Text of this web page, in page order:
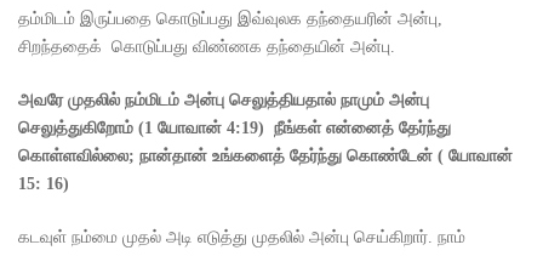
தம்மிடம் இருப்பதை கொடுப்பது இவ்வுலக தந்தையரின் அன்பு,
சிறந்ததைக் கொடுப்பது விண்ணக தந்தையின் அன்பு.
அவரே முதலில் நம்மிடம் அன்பு செலுத்தியதால் நாமும் அன்பு
செலுத்துகிறோம் (1 யோவான் 4:19) நீங்கள் என்னைத் தேர்ந்து
கொள்ளவில்லை; நான்தான் உங்களைத் தேர்ந்து கொண்டேன் ( யோவான்
15: 16)
கடவுள் நம்மை முதல் அடி எடுத்து முதலில் அன்பு செய்கிறார். நாம்